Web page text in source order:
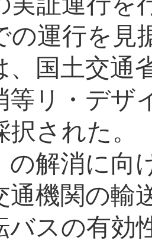
の運行を見
、国土交通
等リ・デザ
択された
の解消に向
通機関の輸
バスの有効